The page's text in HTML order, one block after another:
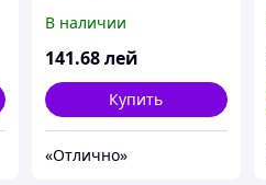
стекл. дном 24 см
В наличии
141.68лей
Купить
«Отлично»